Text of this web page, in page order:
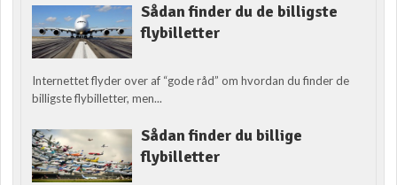
Sådan finder du de billigste
flybilletter
Internettet flyder over af “gode råd” om hvordan du finder de
billigste flybilletter, men...
Sådan finder du billige
flybilletter